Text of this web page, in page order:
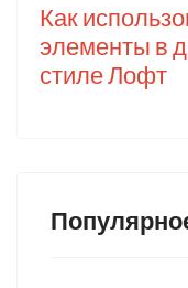
Как
элементы в
стиле Лофт